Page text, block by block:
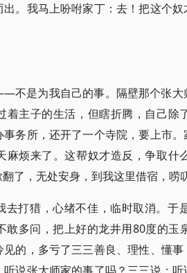
。我马上吩咐家丁：去！把这个
不是为我自己的事。隔壁那个张大
着主子的生活，但瞎折腾，自己除
务所，还开了一个寺院，要上市
麻烦来了。这帮奴才造反，争取什
了，无处安身，到我这里借宿，唠
去打猎，心绪不佳，临时取消。于
敢多问，把上好的龙井用80度的玉
的，多亏了三三善良、理性、懂